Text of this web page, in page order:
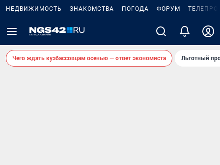
НЕДВИЖИМОСТЬ ЗНАКОМСТВА ПОГОДА ФОРУМ
Чего ждать кузбассовцам осенью — ответ экономиста Льготный